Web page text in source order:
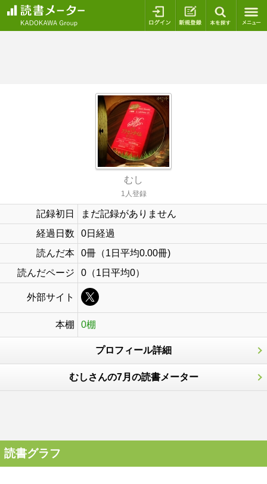
ログイン 新規登録
むし
1人登録
記録初日
まだ記録がありません
経過日数
0日経過
読んだ本
0冊（1日平均0.00冊)
読んだページ
0（1日平均0）
外部サイト
本棚 0棚
プロフィール詳細
むしさんの7月の読書メーター
読書グラフ